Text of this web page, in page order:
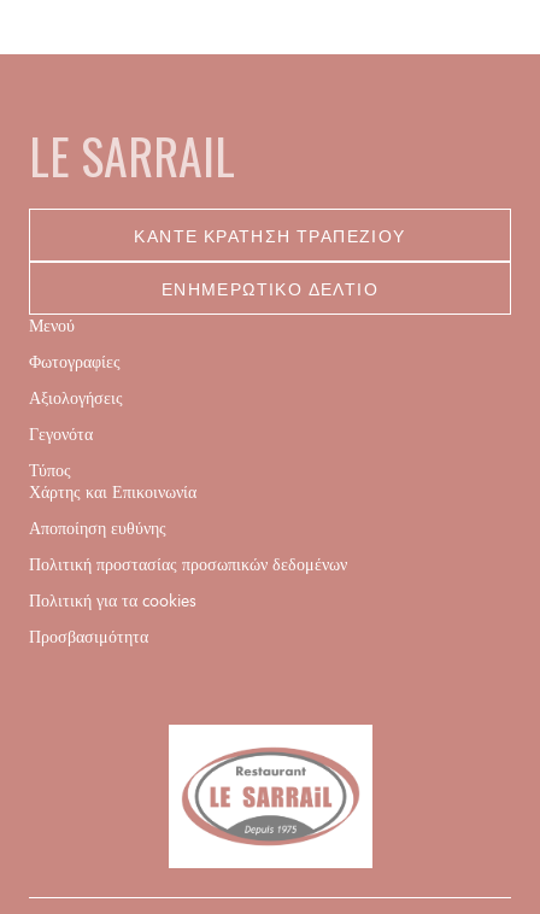
LE SARRAIL
ΚΆΝΤΕ ΚΡΆΤΗΣΗ ΤΡΑΠΕΖΙΟΎ
ΕΝΗΜΕΡΩΤΙΚΌ ΔΕΛΤΊΟ
Μενού
Φωτογραφίες
Αξιολογήσεις
Γεγονότα
Τύπος
Χάρτης και Επικοινωνία
Αποποίηση ευθύνης
Πολιτική προστασίας προσωπικών δεδομένων
Πολιτική για τα cookies
Προσβασιμότητα